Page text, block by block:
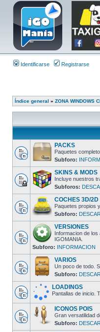
Identificarse Registrarse
Índice general » ZONA WINDOWS
PACKS
Paquetes
Subforo:
SKINS & MODS
Incluye nuestros
Subforos:
COCHES 3D/2D
Paquetes propios
Subforo:
VERSIONES
Informacion de
IGOMANIA.
Subforo: INFORMACION
VARIOS
Un poco de todo.
Subforo:
LOADINGS
Pantallas de inicio.
ICONOS POIS
Gran versatilidad
Subforo: